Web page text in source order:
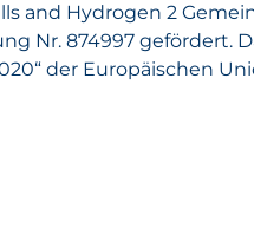
and Hydrogen 2
Nr. 874997
der Europäischen